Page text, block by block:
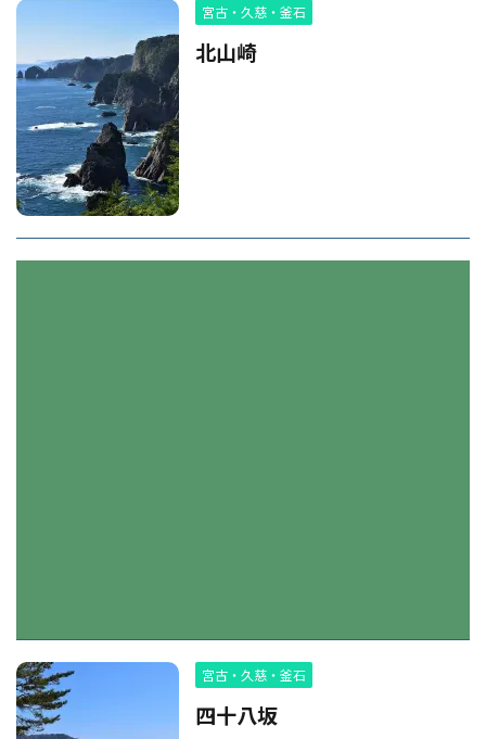
宮古・久慈・釜石
北山崎
宮古・久慈・釜石
四十八坂